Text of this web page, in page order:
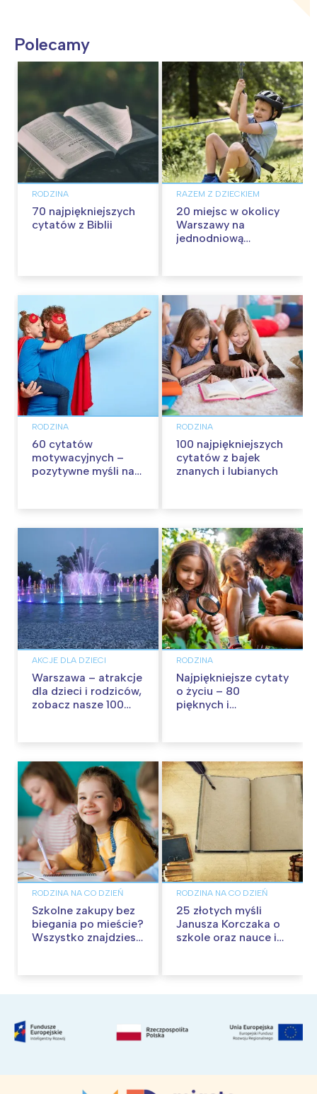
Polecamy
RODZINA
70 najpiękniejszych
cytatów z Biblii
RAZEM Z DZIECKIEM
20 miejsc w okolicy
Warszawy na
jednodniową
RODZINA
60 cytatów
motywacyjnych –
pozytywne myśli na
RODZINA
100 najpiękniejszych
cytatów z bajek
znanych i lubianych
AKCJE DLA DZIECI
Warszawa – atrakcje
dla dzieci i rodziców,
zobacz nasze 100
RODZINA
Najpiękniejsze cytaty
o życiu – 80
pięknych i
RODZINA NA CO DZIEŃ
Szkolne zakupy bez
biegania po mieście?
Wszystko znajdziesz
RODZINA NA CO DZIEŃ
25 złotych myśli
Janusza Korczaka o
szkole oraz nauce i